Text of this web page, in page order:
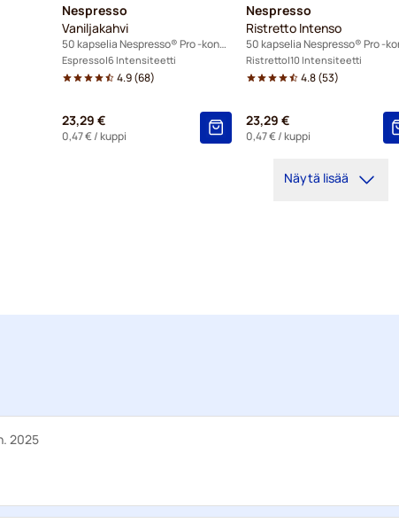
Nespresso
Vaniljakahvi
50 kapselia Nespresso® Pro -koneisiin
Espresso 6 Intensiteetti
4.9(68)
23,29 €
0,47 €/ kuppi
Nespresso
Ristretto Intenso
Ristretto 10 Intensiteetti
4.8(53)
23,29 €
0,47 €/ kuppi
Näytä lisää
2025